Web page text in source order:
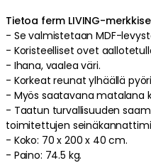
Tietoa ferm LIVING-
- Se valmistetaanMDF-
- Koristeelliset ovet
- Ihana,vaaleaväri.
- Korkeat reunat ylhäällä
- Myös saatavana matalana
- Taatun turvallisuuden
toimitettujen
- Koko: 70 x 200 x 40 cm.
- Paino: 74.5 kg.